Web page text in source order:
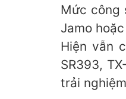
Mức công
Jamo
Hiện vẫn
SR393,
trải